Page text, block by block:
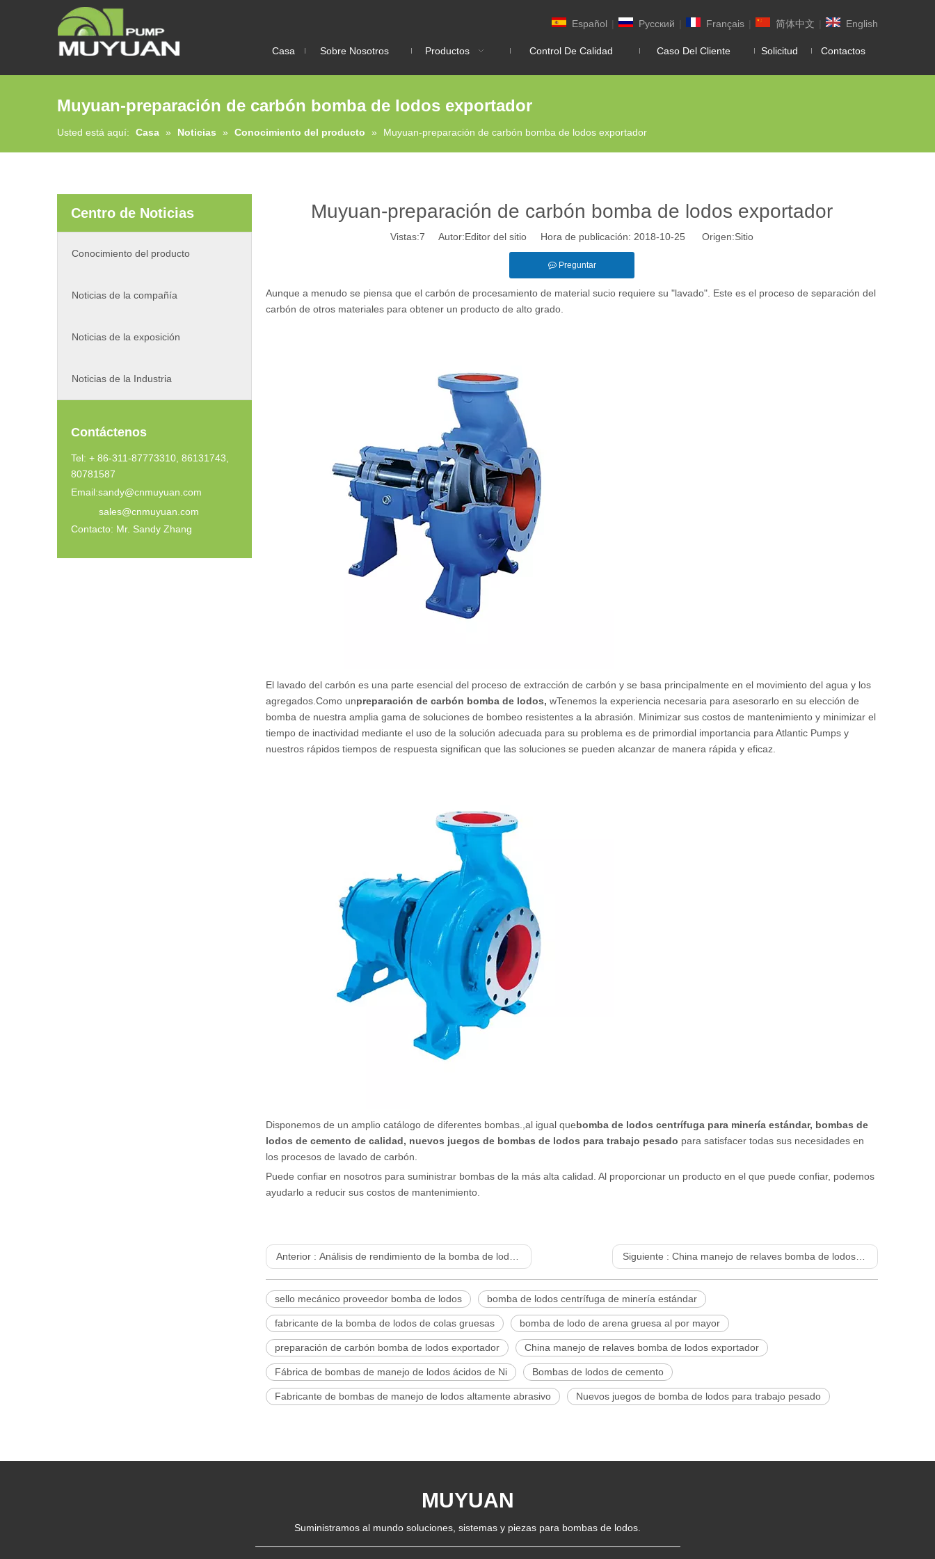
Español | Pусский | Français | 简体中文 | English
Casa Sobre Nosotros Productos Control De Calidad Caso Del Cliente Solicitud Contactos
Muyuan-preparación de carbón bomba de lodos exportador
Usted está aquí: Casa » Noticias » Conocimiento del producto » Muyuan-preparación de carbón bomba de lodos exportador
Centro de Noticias
Conocimiento del producto
Noticias de la compañía
Noticias de la exposición
Noticias de la Industria
Contáctenos
Tel: + 86-311-87773310, 86131743,
80781587
Email:sandy@cnmuyuan.com
sales@cnmuyuan.com
Contacto: Mr. Sandy Zhang
Muyuan-preparación de carbón bomba de lodos exportador
Vistas:7 Autor:Editor del sitio Hora de publicación: 2018-10-25 Origen:Sitio
Preguntar
Aunque a menudo se piensa que el carbón de procesamiento de material sucio requiere su "lavado". Este es el proceso de separación del
carbón de otros materiales para obtener un producto de alto grado.
El lavado del carbón es una parte esencial del proceso de extracción de carbón y se basa principalmente en el movimiento del agua y los
agregados. Como unpreparación de carbón bomba de lodos, wTenemos la experiencia necesaria para asesorarlo en su elección de
bomba de nuestra amplia gama de soluciones de bombeo resistentes a la abrasión. Minimizar sus costos de mantenimiento y minimizar el
tiempo de inactividad mediante el uso de la solución adecuada para su problema es de primordial importancia para Atlantic Pumps y
nuestros rápidos tiempos de respuesta significan que las soluciones se pueden alcanzar de manera rápida y eficaz.
Disponemos de un amplio catálogo de diferentes bombas. ,al igual quebomba de lodos centrífuga para minería estándar, bombas de
lodos de cemento de calidad, nuevos juegos de bombas de lodos para trabajo pesado para satisfacer todas sus necesidades en
los procesos de lavado de carbón.
Puede confiar en nosotros para suministrar bombas de la más alta calidad. Al proporcionar un producto en el que puede confiar, podemos
ayudarlo a reducir sus costos de mantenimiento.
Anterior : Análisis de rendimiento de la bomba de lodo de arena gruesa Siguiente : China manejo de relaves bomba de lodos exportador-Muyuan
sello mecánico proveedor bomba de lodos bomba de lodos centrífuga de minería estándar
fabricante de la bomba de lodos de colas gruesas bomba de lodo de arena gruesa al por mayor
preparación de carbón bomba de lodos exportador China manejo de relaves bomba de lodos exportador
Fábrica de bombas de manejo de lodos ácidos de Ni Bombas de lodos de cemento
Fabricante de bombas de manejo de lodos altamente abrasivo Nuevos juegos de bomba de lodos para trabajo pesado
MUYUAN
Suministramos al mundo soluciones, sistemas y piezas para bombas de lodos.